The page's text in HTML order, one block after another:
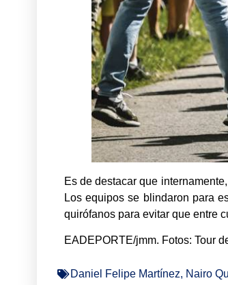
Es de destacar que
Los equipos se blindaron para
quirófanos para evitar que entre
EADEPORTE/jmm. Fotos: Tour
Daniel Felipe Martínez, Nairo